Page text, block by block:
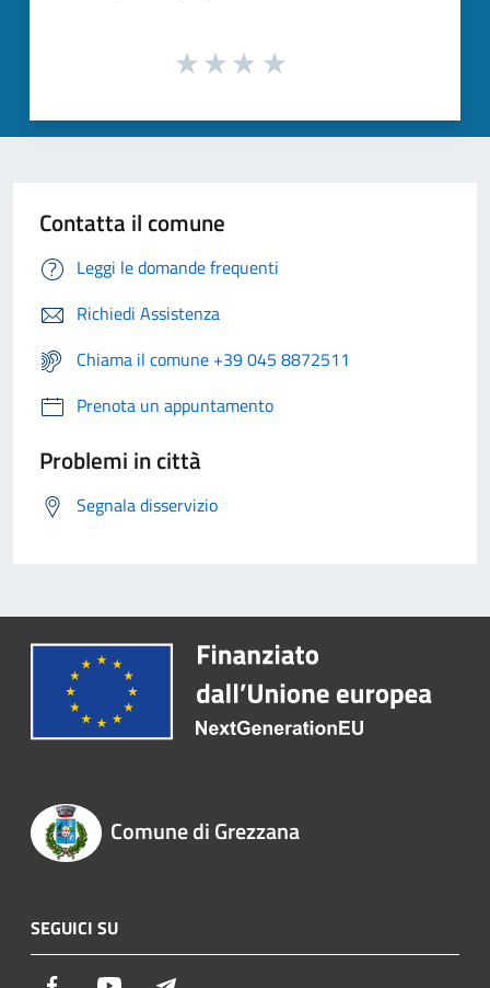
Contatta il comune
Leggi le domande frequenti
Richiedi Assistenza
Chiama il comune +39 045 8872511
Prenota un appuntamento
Problemi in città
Segnala disservizio
Comune di Grezzana
SEGUICI SU